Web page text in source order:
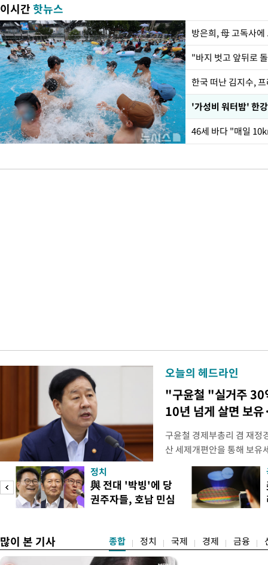
이시간핫뉴스
방은희, 母 고독사
한국 떠난 김지수,
오늘의 헤드라인
"구윤철 "실거주 30
10년 넘게 살면 보
구윤철 경제부총리 겸 재정
산 세제개편안을 통해 보유
지적에 대해 "사는(실거주
어들고 나중에 팔 때 양도
총리는 이날 오전 MBC 라
터뷰에서 "이게(30억원 이
정치
與 전대 '박빙'에 당
권주자들, 호남 민심
많이 본 기사 종합 정치 국제 경제 금융